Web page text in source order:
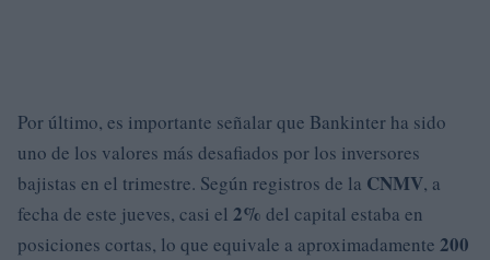
Por último, es importante señalar que Bankinter ha sido
uno de los valores más desafiados por los inversores
bajistas en el trimestre. Según registros de la CNMV, a
fecha de este jueves, casi el 2% del capital estaba en
posiciones cortas, lo que equivale a aproximadamente 200